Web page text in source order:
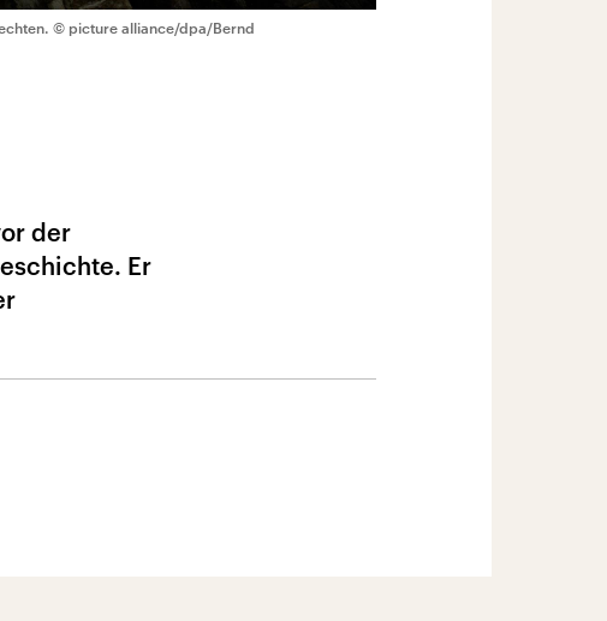
© picture alliance/dpa/Bernd
der
Er